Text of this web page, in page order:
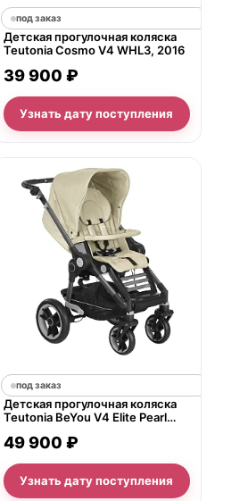
под заказ
Детская прогулочная коляска
Teutonia Cosmo V4 WHL3, 2016
39 900 ₽
Узнать дату поступления
под заказ
Детская прогулочная коляска
Teutonia BeYou V4 Elite Pearl
49 900 ₽
Узнать дату поступления